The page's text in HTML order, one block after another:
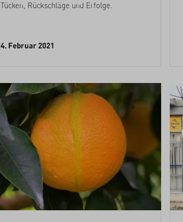
Tücken, Rückschläge und Erfolge.
4. Februar 2021